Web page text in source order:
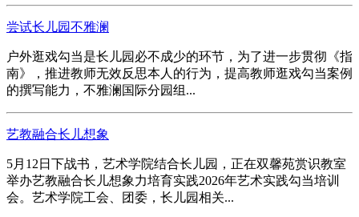
尝试长儿园不雅澜
户外逛戏勾当是长儿园必不成少的环节，为了进一步贯彻《指
南》，推进教师无效反思本人的行为，提高教师逛戏勾当案例
的撰写能力，不雅澜国际分园组...
艺教融合长儿想象
5月12日下战书，艺术学院结合长儿园，正在双馨苑赏识教室
举办艺教融合长儿想象力培育实践2026年艺术实践勾当培训
会。艺术学院工会、团委，长儿园相关...